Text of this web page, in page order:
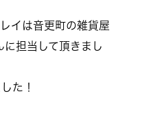
イは音更町の雑貨屋
に担当して頂きまし
た！